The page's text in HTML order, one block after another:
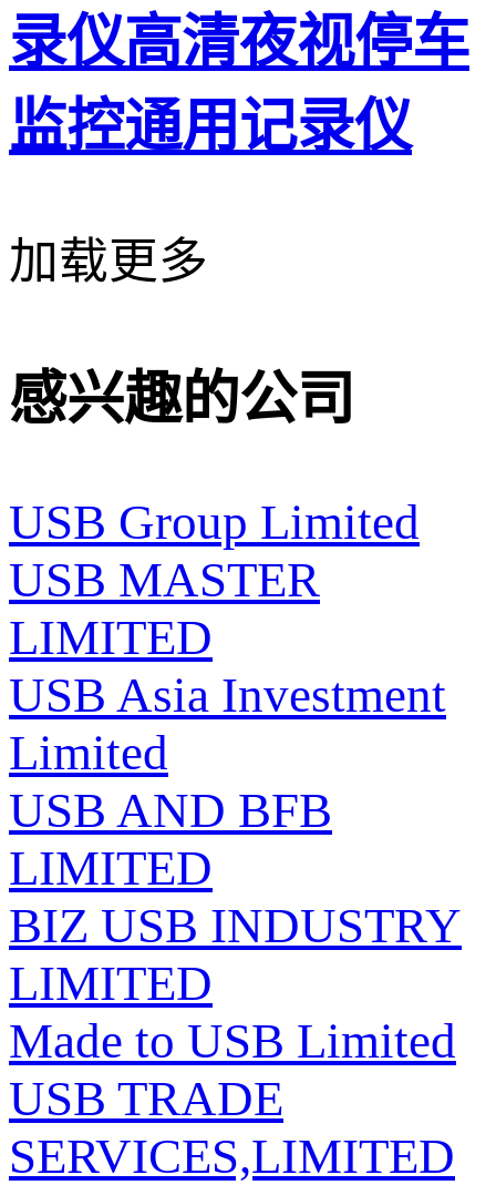
录仪高清夜视停车
监控通用记录仪
加载更多
感兴趣的公司
USB Group Limited
USB MASTER
LIMITED
USB Asia Investment
Limited
USB AND BFB
LIMITED
BIZ USB INDUSTRY
LIMITED
Made to USB Limited
USB TRADE
SERVICES,LIMITED